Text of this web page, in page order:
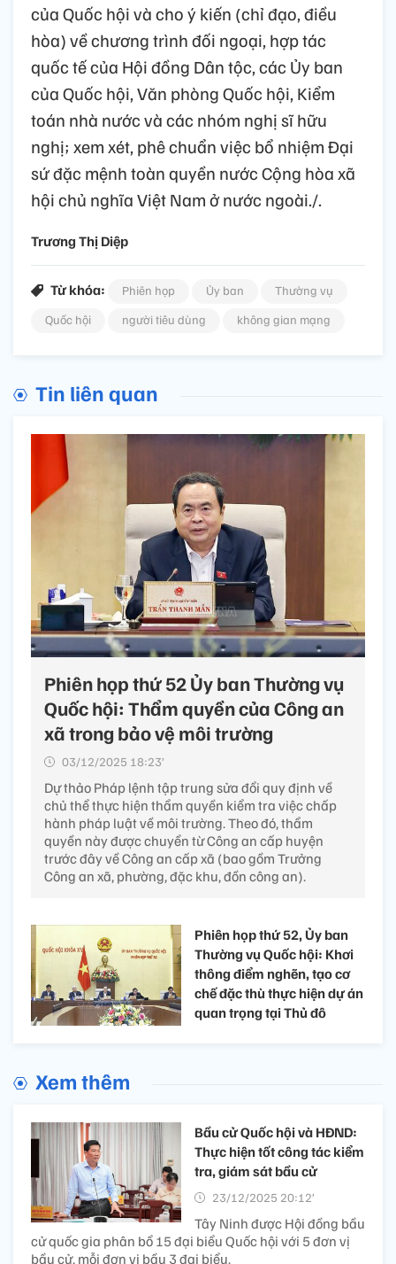
của Quốc hội và cho ý kiến (chỉ đạo, điều
hòa) về chương trình đối ngoại, hợp tác
quốc tế của Hội đồng Dân tộc, các Ủy ban
của Quốc hội, Văn phòng Quốc hội, Kiểm
toán nhà nước và các nhóm nghị sĩ hữu
nghị; xem xét, phê chuẩn việc bổ nhiệm Đại
sứ đặc mệnh toàn quyền nước Cộng hòa xã
hội chủ nghĩa Việt Nam ở nước ngoài./.
Trương Thị Diệp
Từ khóa: Phiên họp Ủy ban
Thường vụ
Quốc hội
người tiêu dùng không gian mạng
Tin liên quan
Phiên họp thứ 52 Ủy ban Thường vụ
Quốc hội: Thẩm quyền của Công an
xã trong bảo vệ môi trường
03/12/2025 18:23’
Dự thảo Pháp lệnh tập trung sửa đổi quy định về
chủ thể thực hiện thẩm quyền kiểm tra việc chấp
hành pháp luật về môi trường. Theo đó, thẩm
quyền này được chuyển từ Công an cấp huyện
trước đây về Công an cấp xã (bao gồm Trưởng
Công an xã, phường, đặc khu, đồn công an).
Phiên họp thứ 52, Ủy ban
Thường vụ Quốc hội: Khơi
thông điểm nghẽn, tạo cơ
chế đặc thù thực hiện dự án
quan trọng tại Thủ đô
Xem thêm
Bầu cử Quốc hội và HĐND:
Thực hiện tốt công tác kiểm
tra, giám sát bầu cử
23/12/2025 20:12’
Tây Ninh được Hội đồng bầu
cử quốc gia phân bổ 15 đại biểu Quốc hội với 5 đơn vị
bầu cử, mỗi đơn vị bầu 3 đại biểu.